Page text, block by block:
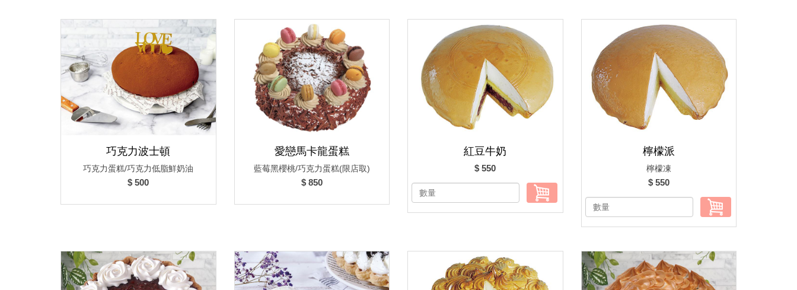
巧克力波士頓
巧克力蛋糕/巧克力低脂鮮奶油
$ 500
愛戀馬卡龍蛋糕
藍莓黑櫻桃/巧克力蛋糕(限店取)
$ 850
紅豆牛奶
$ 550
檸檬派
檸檬凍
$ 550